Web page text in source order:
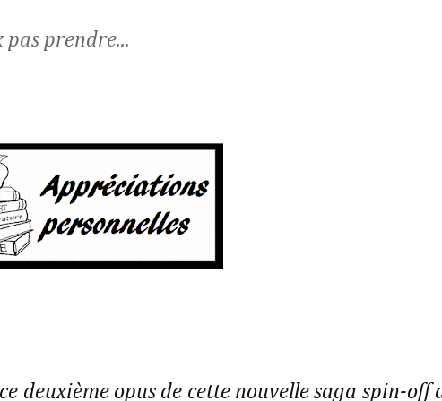
pas prendre...
deuxième opus de cette nouvelle saga spin-off